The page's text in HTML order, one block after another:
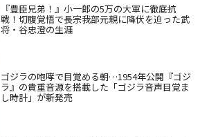
『豊臣兄弟！』小一郎の5万の大軍に徹底抗
戦！切腹覚悟で長宗我部元親に降伏を迫った武
将・谷忠澄の生涯
ゴジラの咆哮で目覚める朝…1954年公開『ゴジ
ラ』の貴重音源を搭載した「ゴジラ音声目覚ま
し時計」が新発売